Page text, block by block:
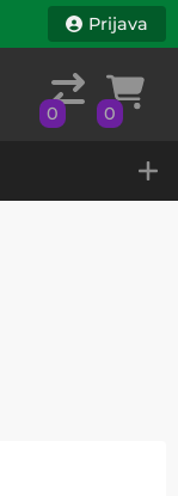
Prijava
0 0